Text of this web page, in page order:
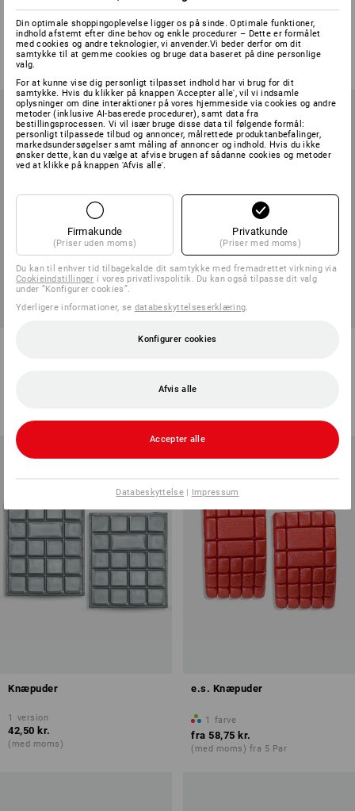
knælomme Pro-Comfort, soft
version
757,50 kr.558,75 kr.
(med moms)
1 farve
fra 198,75 kr.
e.s Knæpuder, damer
Knæpuder
1 version
42,50 kr.
(med moms)
e.s. Knæpuder
1 farve
fra 58,75 kr.
(med moms) fra 5 Par
Din optimale shoppingoplevelse ligger os på sinde. Optimale funktioner,
indhold afstemt efter dine behov og enkle procedurer – Dette er formålet
med cookies og andre teknologier, vi anvender.Vi beder derfor om dit
samtykke til at gemme cookies og bruge data baseret på dine personlige
valg.
For at kunne vise dig personligt tilpasset indhold har vi brug for dit
samtykke. Hvis du klikker på knappen 'Accepter alle', vil vi indsamle
oplysninger om dine interaktioner på vores hjemmeside via cookies og andre
metoder (inklusive AI-baserede procedurer), samt data fra
bestillingsprocessen. Vi vil især bruge disse data til følgende formål:
personligt tilpassede tilbud og annoncer, målrettede produktanbefalinger,
markedsundersøgelser samt måling af annoncer og indhold. Hvis du ikke
ønsker dette, kan du vælge at afvise brugen af sådanne cookies og metoder
ved at klikke på knappen 'Afvis alle'.
Firmakunde
(Priser uden moms)
Privatkunde
(Priser med moms)
Du kan til enhver tid tilbagekalde dit samtykke med fremadrettet virkning via
Cookieindstillinger i vores privatlivspolitik. Du kan også tilpasse dit valg
under ”Konfigurer cookies”.
Yderligere informationer, se databeskyttelseserklæring.
Konfigurer cookies
Afvis alle
Accepter alle
Databeskyttelse| Impressum